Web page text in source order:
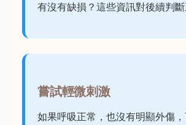
有沒有缺損？這些資訊對後續判斷
嘗試輕微刺激
如果呼吸正常，也沒有明顯外傷